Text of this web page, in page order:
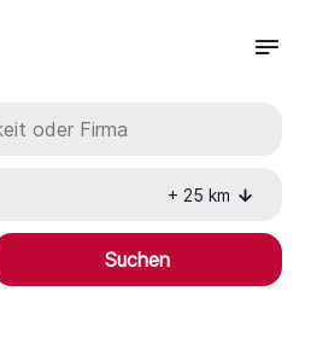
+ 25 km
Suchen